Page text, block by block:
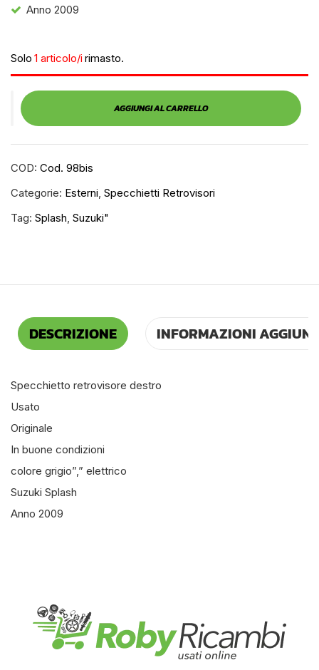
Anno 2009
Solo 1 articolo/i rimasto.
AGGIUNGI AL CARRELLO
COD: Cod. 98bis
Categorie: Esterni, Specchietti Retrovisori
Tag: Splash, Suzuki"
DESCRIZIONE INFORMAZIONI
Specchietto retrovisore destro
Usato
Originale
In buone condizioni
colore grigio”,” elettrico
Suzuki Splash
Anno 2009